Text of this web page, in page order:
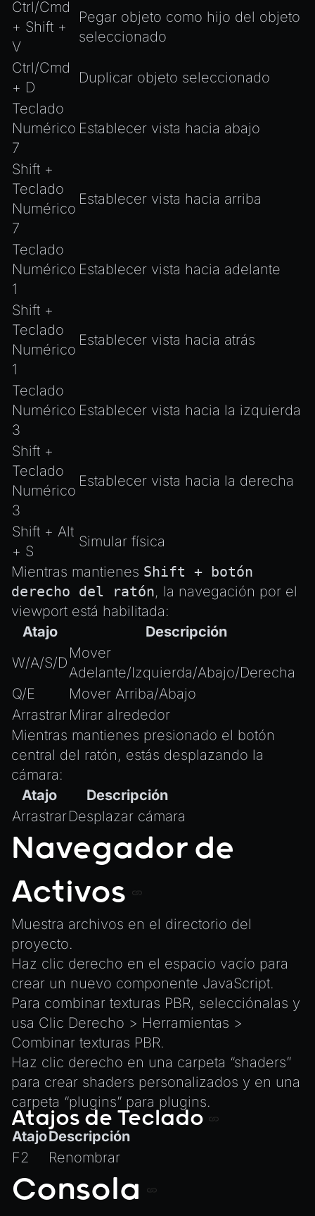
Ctrl/Cmd
+ Shift +
V
Pegar objeto como hijo del objeto
seleccionado
Ctrl/Cmd
+ D
Duplicar objeto seleccionado
Teclado
Numérico
7
Establecer vista hacia abajo
Shift +
Teclado
Numérico
7
Establecer vista hacia arriba
Teclado
Numérico
1
Establecer vista hacia adelante
Shift +
Teclado
Numérico
1
Establecer vista hacia atrás
Teclado
Numérico
3
Establecer vista hacia la izquierda
Shift +
Teclado
Numérico
3
Establecer vista hacia la derecha
Shift + Alt
+ S
Simular física
Mientras mantienes Shift + botón
derecho del ratón, la navegación por el
viewport está habilitada:
Atajo
Descripción
W/A/S/D
Mover
Adelante/Izquierda/Abajo/Derecha
Q/E
Mover Arriba/Abajo
Arrastrar Mirar alrededor
Mientras mantienes presionado el botón
central del ratón, estás desplazando la
cámara:
Atajo
Descripción
ArrastrarDesplazar cámara
Navegador de
Activos
Muestra archivos en el directorio del
proyecto.
Haz clic derecho en el espacio vacío para
crear un nuevo componente JavaScript.
Para combinar texturas PBR, selecciónalas y
usa Clic Derecho > Herramientas >
Combinar texturas PBR.
Haz clic derecho en una carpeta “shaders”
para crear shaders personalizados y en una
carpeta “plugins” para plugins.
Atajos de Teclado
AtajoDescripción
F2
Renombrar
Consola